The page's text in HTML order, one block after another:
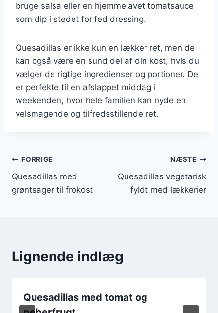
bruge salsa eller en hjemmelavet tomatsauce
som dip i stedet for fed dressing.
Quesadillas er ikke kun en lækker ret, men de
kan også være en sund del af din kost, hvis du
vælger de rigtige ingredienser og portioner. De
er perfekte til en afslappet middag i
weekenden, hvor hele familien kan nyde en
velsmagende og tilfredsstillende ret.
Indlægsnavigation
FORRIGE
Quesadillas med
grøntsager til frokost
NÆSTE
Quesadillas vegetarisk
fyldt med lækkerier
Lignende indlæg
Quesadillas med tomat og